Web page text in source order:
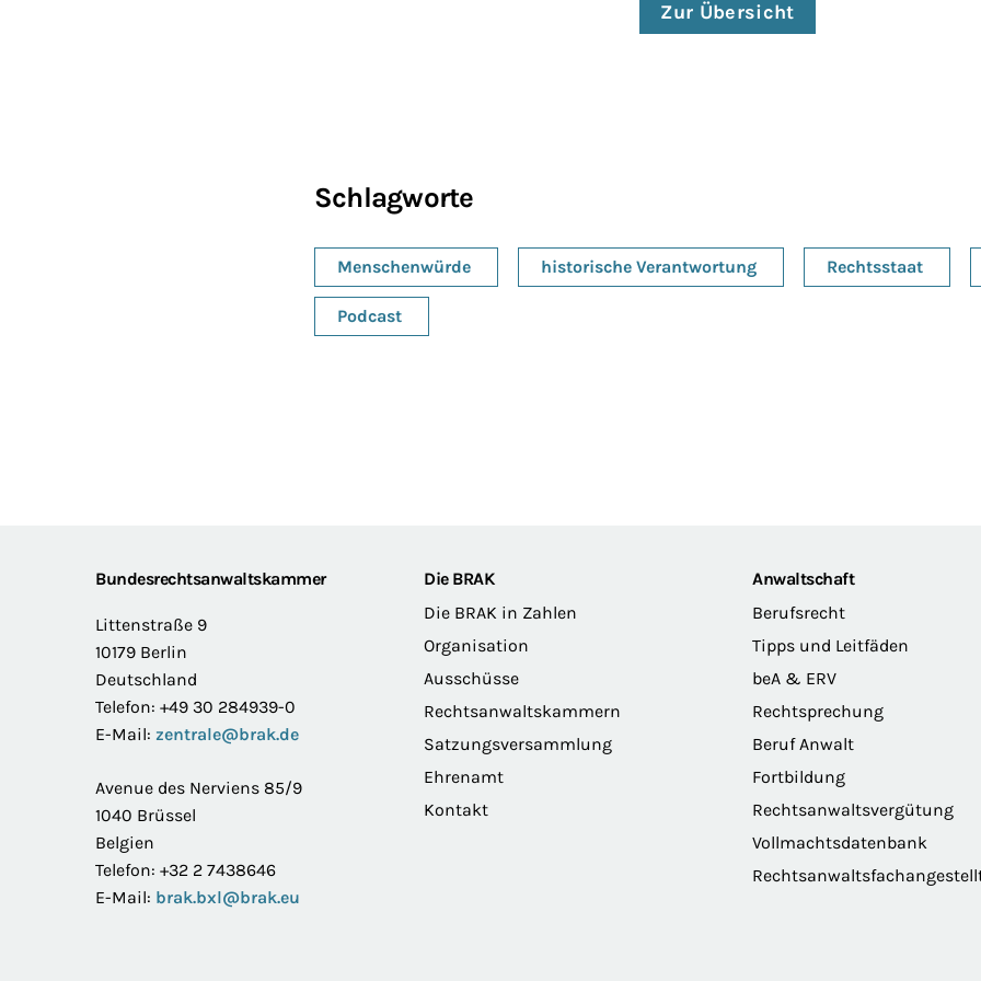
Zur Übersicht
Schlagworte
Menschenwürde historische Verantwortung Rechtsstaat
Podcast
FooterBundesrechtsanwaltskammer
Littenstraße 9
10179 Berlin
Deutschland
Telefon: +49 30 284939-0
E-Mail: zentrale@brak.de
Avenue des Nerviens 85/9
1040 Brüssel
Belgien
Telefon: +32 2 7438646
E-Mail: brak.bxl@brak.eu
Die BRAK
Die BRAK in Zahlen
Organisation
Ausschüsse
Rechtsanwaltskammern
Satzungsversammlung
Ehrenamt
Kontakt
Anwaltschaft
Berufsrecht
Tipps und Leitfäden
beA & ERV
Rechtsprechung
Beruf Anwalt
Fortbildung
Rechtsanwaltsvergütung
Vollmachtsdatenbank